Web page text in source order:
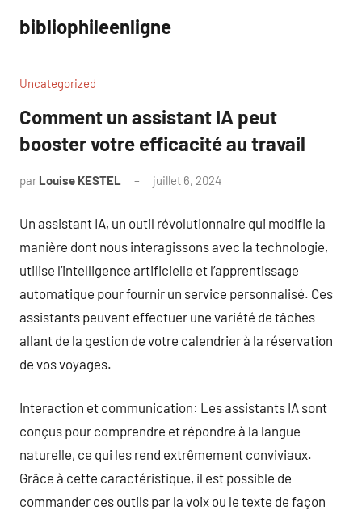
contenu
bibliophileenligne
Uncategorized
Comment un assistant IA peut
booster votre efficacité au travail
par Louise KESTEL juillet 6, 2024
Un assistant IA, un outil révolutionnaire qui modifie la
manière dont nous interagissons avec la technologie,
utilise l’intelligence artificielle et l’apprentissage
automatique pour fournir un service personnalisé. Ces
assistants peuvent effectuer une variété de tâches
allant de la gestion de votre calendrier à la réservation
de vos voyages.
Interaction et communication: Les assistants IA sont
conçus pour comprendre et répondre à la langue
naturelle, ce qui les rend extrêmement conviviaux.
Grâce à cette caractéristique, il est possible de
commander ces outils par la voix ou le texte de façon